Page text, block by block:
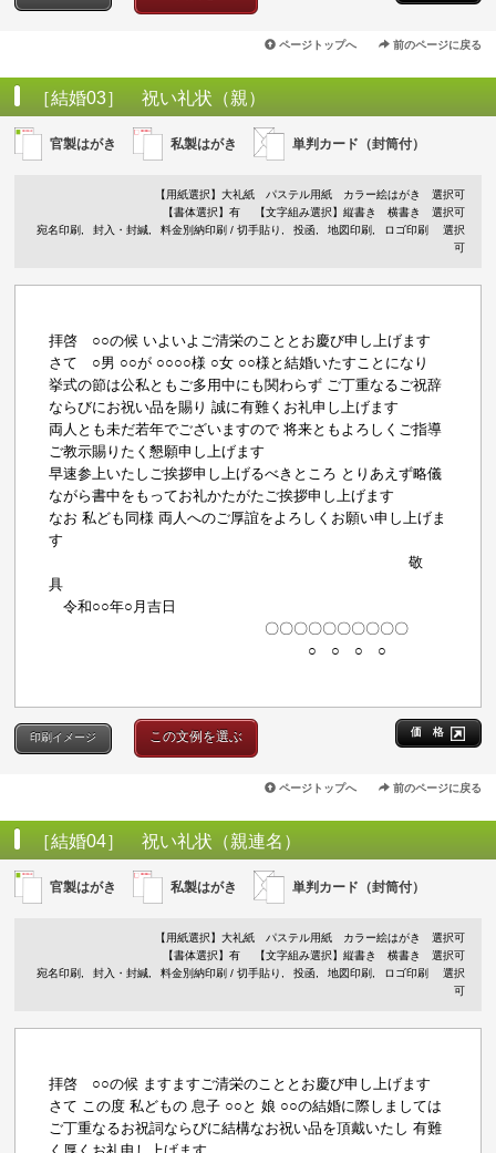
ページトップへ 前のページに戻る
［結婚03］ 祝い礼状（親）
官製はがき 私製はがき 単判カード（封筒付）
【用紙選択】 大礼紙 パステル用紙 カラー絵はがき
選択可
【書体選択】有
【文字組み選択】縦書き 横書き 選択可
宛名印刷
封入・封緘 料金別納印刷 / 切手貼り 投函 地図印刷 ロゴ印刷
選択
可
拝啓 ○○の候 いよいよご清栄のこととお慶び申し上げます
さて ○男 ○○が ○○○○様 ○女 ○○様と結婚いたすことになり
挙式の節は公私ともご多用中にも関わらず ご丁重なるご祝辞
ならびにお祝い品を賜り 誠に有難くお礼申し上げます
両人とも未だ若年でございますので 将来ともよろしくご指導
ご教示賜りたく懇願申し上げます
早速参上いたしご挨拶申し上げるべきところ とりあえず略儀
ながら書中をもってお礼かたがたご挨拶申し上げます
なお 私ども同様 両人へのご厚誼をよろしくお願い申し上げま
す
敬
具
令和○○年○月吉日
〇〇〇〇〇〇〇〇〇〇
○ ○ ○ ○
価 格
印刷イメージ この文例を選ぶ
ページトップへ 前のページに戻る
［結婚04］ 祝い礼状（親連名）
官製はがき 私製はがき 単判カード（封筒付）
【用紙選択】 大礼紙 パステル用紙 カラー絵はがき
選択可
【書体選択】有
【文字組み選択】縦書き 横書き 選択可
宛名印刷
封入・封緘 料金別納印刷 / 切手貼り 投函 地図印刷 ロゴ印刷
選択
可
拝啓 ○○の候 ますますご清栄のこととお慶び申し上げます
さて この度 私どもの 息子 ○○と 娘 ○○の結婚に際しましては
ご丁重なるお祝詞ならびに結構なお祝い品を頂戴いたし 有難